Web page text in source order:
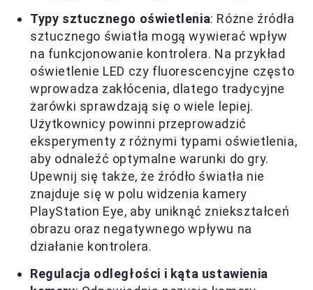
Typy sztucznego oświetlenia: Różne źródła
sztucznego światła mogą wywierać wpływ
na funkcjonowanie kontrolera. Na przykład
oświetlenie LED czy fluorescencyjne często
wprowadza zakłócenia, dlatego tradycyjne
żarówki sprawdzają się o wiele lepiej.
Użytkownicy powinni przeprowadzić
eksperymenty z różnymi typami oświetlenia,
aby odnaleźć optymalne warunki do gry.
Upewnij się także, że źródło światła nie
znajduje się w polu widzenia kamery
PlayStation Eye, aby uniknąć zniekształceń
obrazu oraz negatywnego wpływu na
działanie kontrolera.
Regulacja odległości i kąta ustawienia